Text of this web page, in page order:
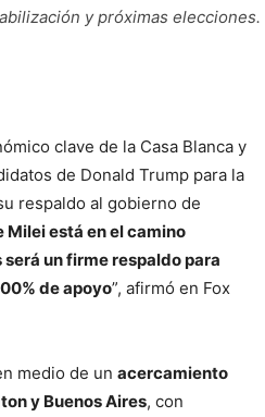
y próximas elecciones.
clave de la Casa Blanca y
de Donald Trump para la
respaldo al gobierno de
Milei está en el camino
un firme respaldo para
de apoyo”, afirmó en Fox
medio de un acercamiento
y Buenos Aires, con